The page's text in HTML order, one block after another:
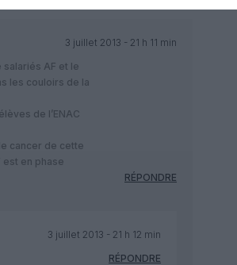
3 juillet 2013 - 21 h 11 min
AF et le
les couloirs de la
de l’ENAC
cancer de cette
en phase
RÉPONDRE
3 juillet 2013 - 21 h 12 min
RÉPONDRE